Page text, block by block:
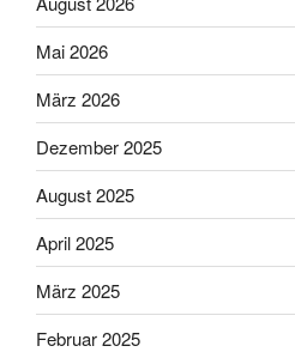
Mai 2026
März 2026
Dezember 2025
August 2025
April 2025
März 2025
Februar 2025